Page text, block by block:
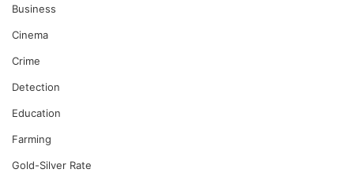
Business
Cinema
Crime
Detection
Education
Farming
Gold-Silver Rate